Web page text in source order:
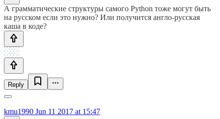
А грамматические структуры самого Python тоже могут быть
на русском если это нужно? Или получится англо-русская
каша в коде?
Reply
kmu1990 Jun 11 2017 at 15:47